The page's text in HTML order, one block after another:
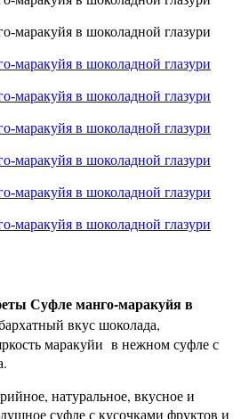
Суфле манго-маракуйя в
вкус шоколада,
маракуйи в нежном суфле с
натуральное, вкусное и
суфле с кусочками фруктов и